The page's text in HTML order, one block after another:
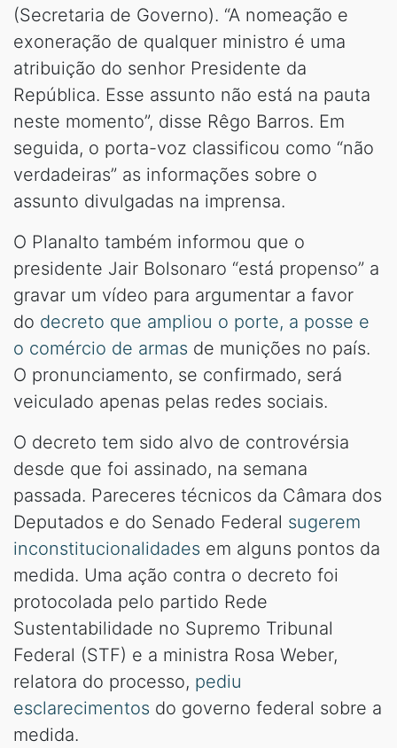
(Secretaria de Governo). “A nomeação e
exoneração de qualquer ministro é uma
atribuição do senhor Presidente da
República. Esse assunto não está na pauta
neste momento”, disse Rêgo Barros. Em
seguida, o porta-voz classificou como “não
verdadeiras” as informações sobre o
assunto divulgadas na imprensa.
O Planalto também informou que o
presidente Jair Bolsonaro “está propenso” a
gravar um vídeo para argumentar a favor
do decreto que ampliou o porte, a posse e
o comércio de armas de munições no país.
O pronunciamento, se confirmado, será
veiculado apenas pelas redes sociais.
O decreto tem sido alvo de controvérsia
desde que foi assinado, na semana
passada. Pareceres técnicos da Câmara dos
Deputados e do Senado Federal sugerem
inconstitucionalidades em alguns pontos da
medida. Uma ação contra o decreto foi
protocolada pelo partido Rede
Sustentabilidade no Supremo Tribunal
Federal (STF) e a ministra Rosa Weber,
relatora do processo, pediu
esclarecimentos do governo federal sobre a
medida.